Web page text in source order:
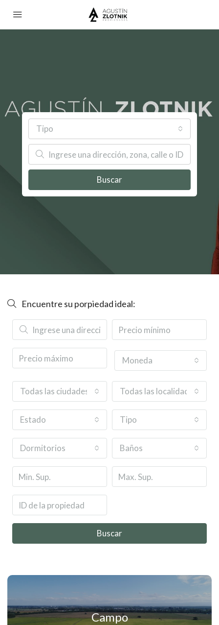
Tipo
Buscar
Encuentre su porpiedad ideal:
Moneda
Todas las ciudades Todas las localidades o
Estado Tipo
Dormitorios Baños
Buscar
Campo